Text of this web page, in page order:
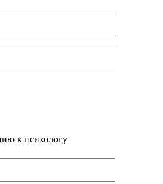
к психологу